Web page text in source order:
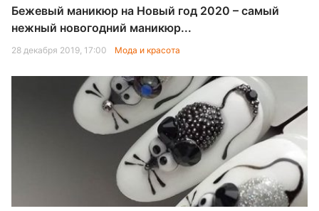
Бежевый маникюр на Новый год 2020 – самый
нежный новогодний маникюр...
28 декабря 2019, 17:00 Мода и красота